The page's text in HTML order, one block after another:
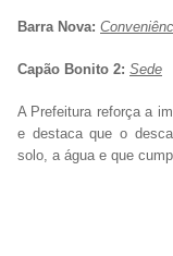
Barra Nova:
Capão Bonito 2: Sede
A Prefeitura reforça a
e destaca que o
solo, a água e que